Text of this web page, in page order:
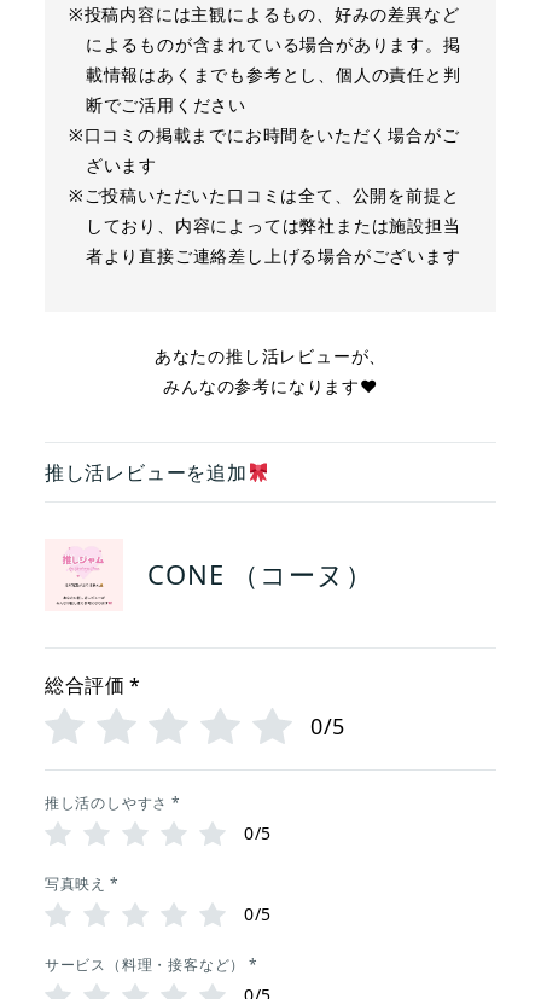
※投稿内容には主観によるもの、好みの差異など
によるものが含まれている場合があります。掲
載情報はあくまでも参考とし、個人の責任と判
断でご活用ください
※口コミの掲載までにお時間をいただく場合がご
ざいます
※ご投稿いただいた口コミは全て、公開を前提と
しており、内容によっては弊社または施設担当
者より直接ご連絡差し上げる場合がございます
あなたの推し活レビューが、
みんなの参考になります❤︎
推し活レビューを追加
CONE （コーヌ）
総合評価 *
0/5
推し活のしやすさ *
0/5
写真映え *
0/5
サービス（料理・接客など） *